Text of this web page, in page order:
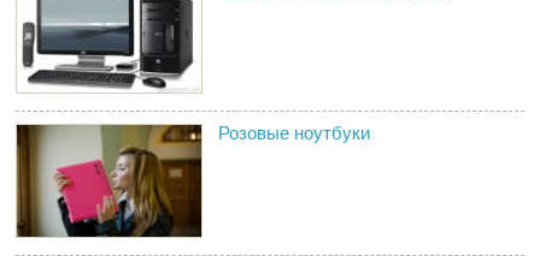
Розовые ноутбуки